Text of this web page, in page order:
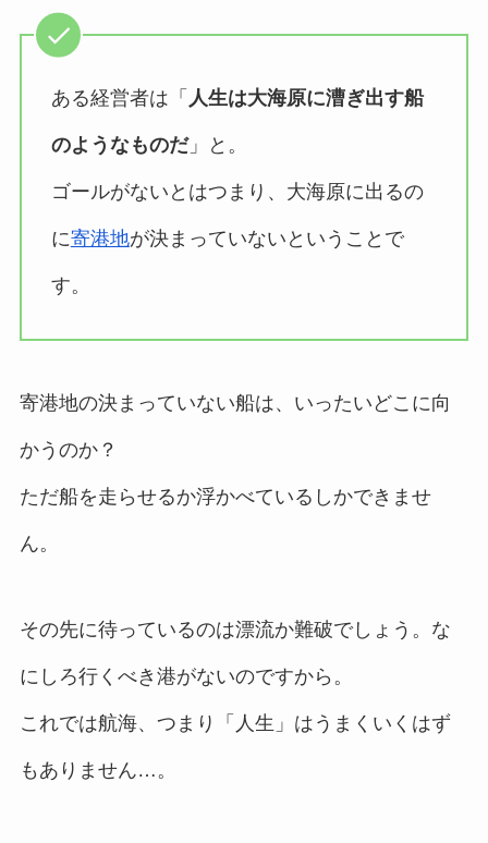
ある経営者は「 人生は大海原に漕ぎ出す船
のようなものだ」と。
ゴールがないとはつまり、大海原に出るの
に寄港地が決まっていないということで
す。
寄港地の決まっていない船は、いったいどこに向
かうのか？
ただ船を走らせるか浮かべているしかできませ
ん。
その先に待っているのは漂流か難破でしょう。な
にしろ行くべき港がないのですから。
これでは航海、つまり「人生」はうまくいくはず
もありません…。